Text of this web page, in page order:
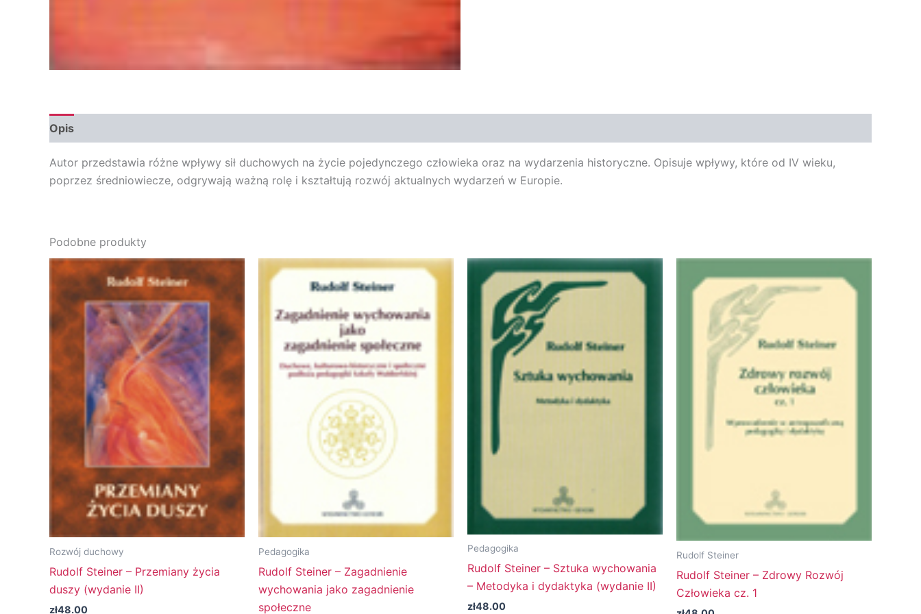
Opis
Autor przedstawia różne wpływy sił duchowych na życie pojedynczego człowieka oraz na wydarzenia historyczne. Opisuje wpływy, które od IV wieku,
poprzez średniowiecze, odgrywają ważną rolę i kształtują rozwój aktualnych wydarzeń w Europie.
Podobne produkty
Rozwój duchowy
Rudolf Steiner – Przemiany życia
duszy (wydanie II)
zł48.00
Pedagogika
Rudolf Steiner – Zagadnienie
wychowania jako zagadnienie
społeczne
Pedagogika
Rudolf Steiner – Sztuka wychowania
– Metodyka i dydaktyka (wydanie II)
zł48.00
Rudolf Steiner
Rudolf Steiner – Zdrowy Rozwój
Człowieka cz. 1